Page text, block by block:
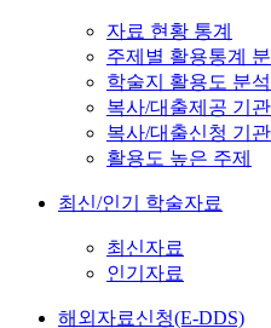
자료 현황 통계
주제별 활용통계
학술지 활용도 분석
복사/대출제공 기
복사/대출신청 기
활용도 높은 주제
최신/인기 학술자료
최신자료
인기자료
해외자료신청(E-DDS)